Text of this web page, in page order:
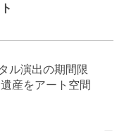
ル演出の期間限
産をアート空間